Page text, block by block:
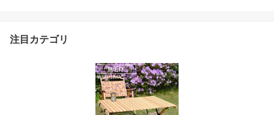
注目カテゴリ